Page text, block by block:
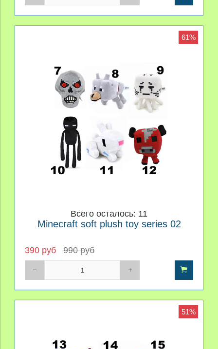
61%
Всего осталось: 11
Minecraft soft plush toy series 02
390 руб 990 руб
51%